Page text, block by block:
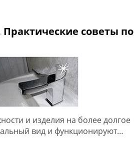
советы по
и изделия на более долгое
вид и функционируют…